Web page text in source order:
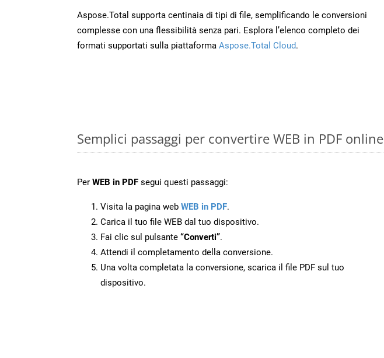
Aspose.Total supporta centinaia di tipi di file, semplificando le conversioni
complesse con una flessibilità senza pari. Esplora l’elenco completo dei
formati supportati sulla piattaforma Aspose.Total Cloud.
Semplici passaggi per convertire WEB in PDF online
Per WEB in PDF segui questi passaggi:
Visita la pagina web WEB in PDF.
Carica il tuo file WEB dal tuo dispositivo.
Fai clic sul pulsante “Converti”.
Attendi il completamento della conversione.
Una volta completata la conversione, scarica il file PDF sul tuo
dispositivo.